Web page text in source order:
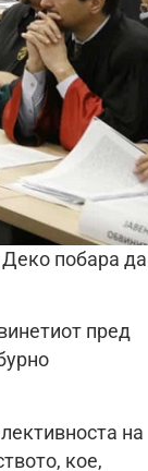
Деко побара да
пред
на
кое,